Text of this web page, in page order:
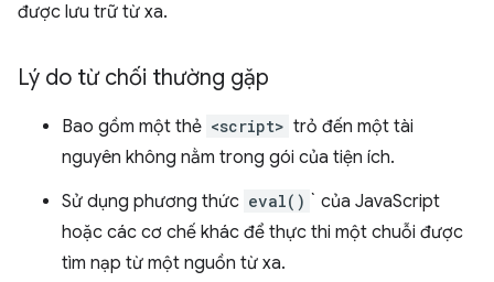
được lưu trữ từ xa.
Lý do từ chối thường gặp
Bao gồm một thẻ <script> trỏ đến một tài
nguyên không nằm trong gói của tiện ích.
Sử dụng phương thức eval() ` của JavaScript
hoặc các cơ chế khác để thực thi một chuỗi được
tìm nạp từ một nguồn từ xa.